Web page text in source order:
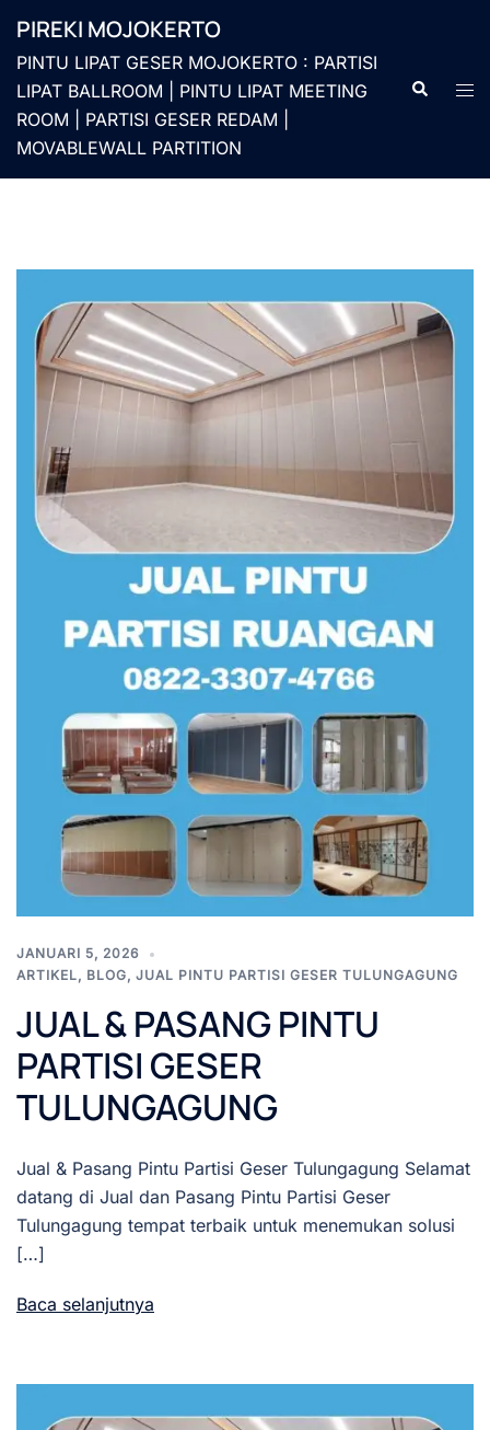
kePIREKI MOJOKERTO
PINTU LIPAT GESER MOJOKERTO : PARTISI
LIPAT BALLROOM | PINTU LIPAT MEETING
ROOM | PARTISI GESER REDAM |
MOVABLEWALL PARTITION
Cari
JANUARI 5, 2026
ARTIKEL, BLOG, JUAL PINTU PARTISI GESER TULUNGAGUNG
JUAL & PASANG PINTU
PARTISI GESER
TULUNGAGUNG
Jual & Pasang Pintu Partisi Geser Tulungagung Selamat
datang di Jual dan Pasang Pintu Partisi Geser
Tulungagung tempat terbaik untuk menemukan solusi
[…]
Baca selanjutnya